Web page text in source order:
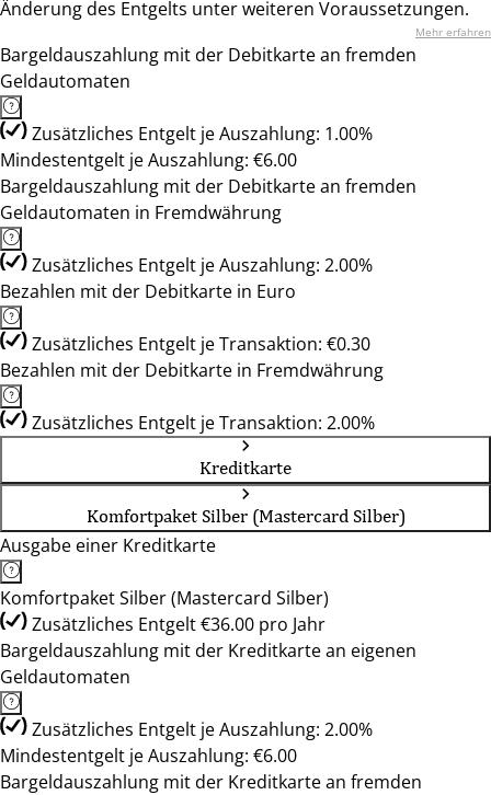
Änderung des Entgelts unter weiteren Voraussetzungen.
Mehr erfahren
Bargeldauszahlung mit der Debitkarte an fremden
Geldautomaten
Zusätzliches Entgelt je Auszahlung: 1.00%
Mindestentgelt je Auszahlung: €6.00
Bargeldauszahlung mit der Debitkarte an fremden
Geldautomaten in Fremdwährung
Zusätzliches Entgelt je Auszahlung: 2.00%
Bezahlen mit der Debitkarte in Euro
Zusätzliches Entgelt je Transaktion: €0.30
Bezahlen mit der Debitkarte in Fremdwährung
Zusätzliches Entgelt je Transaktion: 2.00%
Kreditkarte
Komfortpaket Silber (Mastercard Silber)
Ausgabe einer Kreditkarte
Komfortpaket Silber (Mastercard Silber)
Zusätzliches Entgelt €36.00 pro Jahr
Bargeldauszahlung mit der Kreditkarte an eigenen
Geldautomaten
Zusätzliches Entgelt je Auszahlung: 2.00%
Mindestentgelt je Auszahlung: €6.00
Bargeldauszahlung mit der Kreditkarte an fremden